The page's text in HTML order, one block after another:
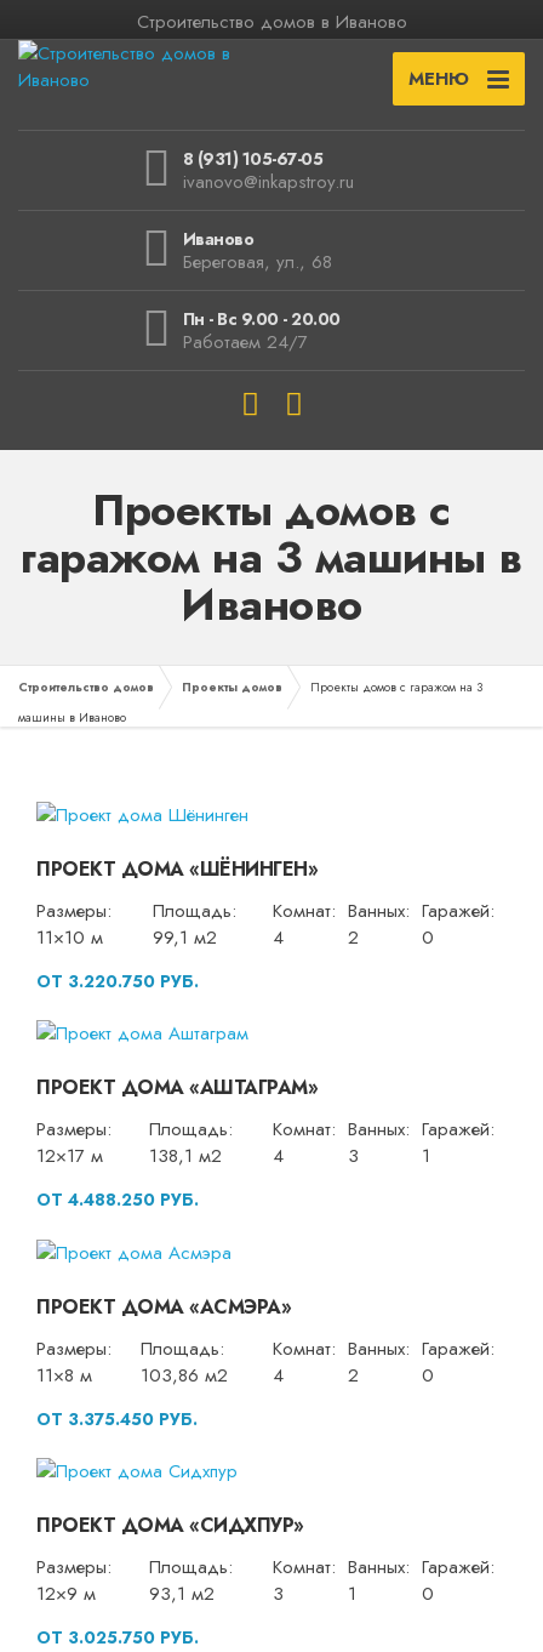
Строительство домов в Иваново
МЕНЮ
8 (931) 105-67-05
ivanovo@inkapstroy.ru
Иваново
Береговая, ул., 68
Пн - Вс 9.00 - 20.00
Работаем 24/7
Проекты домов с
гаражом на 3 машины в
Иваново
Строительство домов Проекты домов
Проекты домов с гаражом на 3
машины в Иваново
ПРОЕКТ ДОМА «ШЁНИНГЕН»
Размеры:
11×10 м
Площадь:
99,1 м2
Комнат:
4
Ванных:
2
Гаражей:
0
ОТ 3.220.750 РУБ.
ПРОЕКТ ДОМА «АШТАГРАМ»
Размеры:
12×17 м
Площадь:
138,1 м2
Комнат:
4
Ванных:
3
Гаражей:
1
ОТ 4.488.250 РУБ.
ПРОЕКТ ДОМА «АСМЭРА»
Размеры:
11×8 м
Площадь:
103,86 м2
Комнат:
4
Ванных:
2
Гаражей:
0
ОТ 3.375.450 РУБ.
ПРОЕКТ ДОМА «СИДХПУР»
Размеры:
12×9 м
Площадь:
93,1 м2
Комнат:
3
Ванных:
1
Гаражей:
0
ОТ 3.025.750 РУБ.